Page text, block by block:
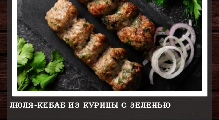
ЛЮЛЯ-КЕБАБ ИЗ КУРИЦЫ С ЗЕЛЕНЬЮ